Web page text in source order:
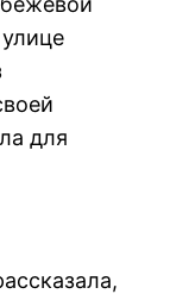
для